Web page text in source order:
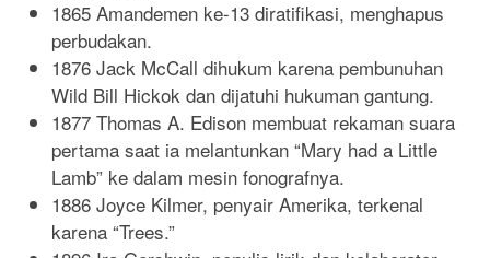
1865 Amandemen ke-13 diratifikasi, menghapus
perbudakan.
1876 Jack McCall dihukum karena pembunuhan
Wild Bill Hickok dan dijatuhi hukuman gantung.
1877 Thomas A. Edison membuat rekaman suara
pertama saat ia melantunkan “Mary had a Little
Lamb” ke dalam mesin fonografnya.
1886 Joyce Kilmer, penyair Amerika, terkenal
karena “Trees.”